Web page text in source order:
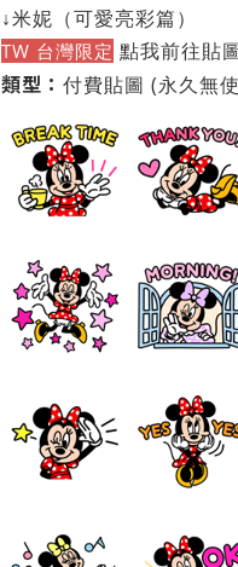
↓米妮（可愛亮彩篇）
TW 台灣限定 點我前往貼
類型： 付費貼圖 (永久無